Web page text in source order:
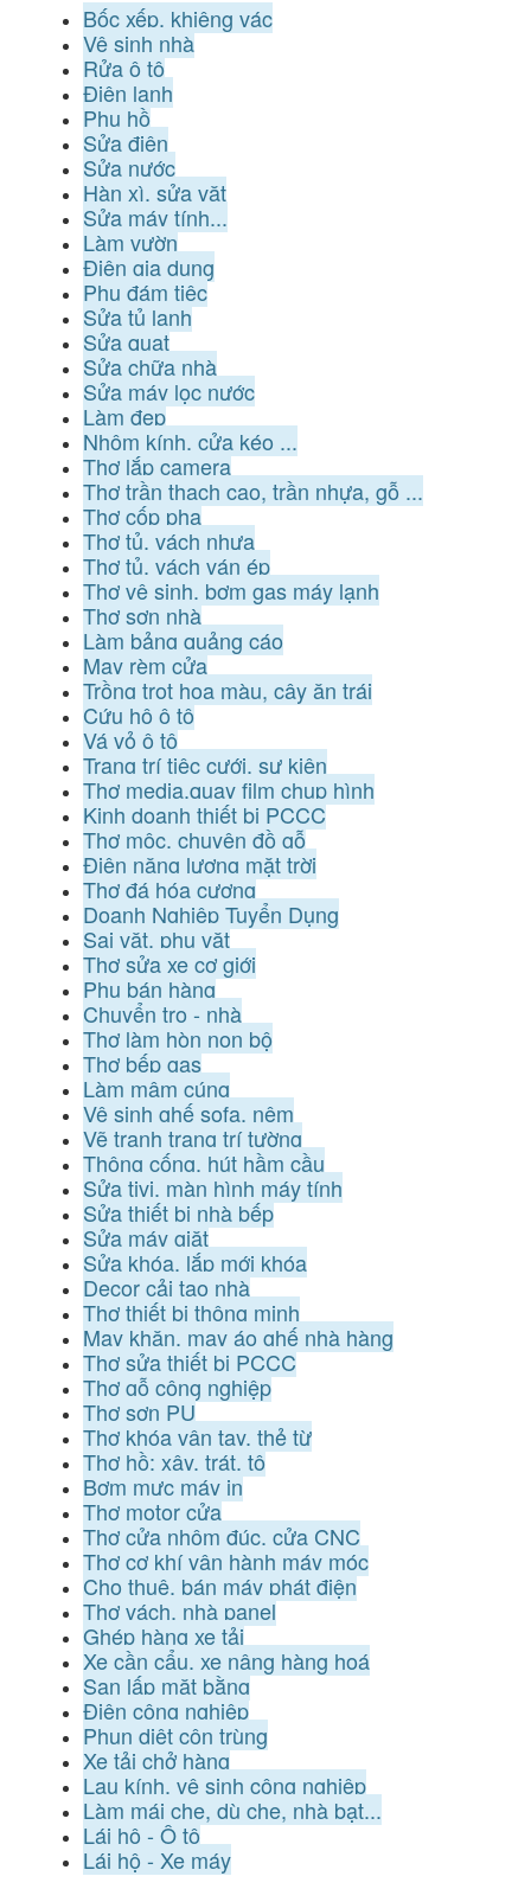
Bốc xếp, khiêng vác
Vệ sinh nhà
Rửa ô tô
Điện lạnh
Phụ hồ
Sửa điện
Sửa nước
Hàn xì, sửa vặt
Sửa máy tính...
Làm vườn
Điện gia dụng
Phụ đám tiệc
Sửa tủ lạnh
Sửa quạt
Sửa chữa nhà
Sửa máy lọc nước
Làm đẹp
Nhôm kính, cửa kéo ...
Thợ lắp camera
Thợ trần thạch cao, trần nhựa, gỗ ...
Thợ cốp pha
Thợ tủ, vách nhựa
Thợ tủ, vách ván ép
Thợ vệ sinh, bơm gas máy lạnh
Thợ sơn nhà
Làm bảng quảng cáo
May rèm cửa
Trồng trọt hoa màu, cây ăn trái
Cứu hộ ô tô
Vá vỏ ô tô
Trang trí tiệc cưới, sự kiện
Thợ media,quay film chụp hình
Kinh doanh thiết bị PCCC
Thợ mộc, chuyên đồ gỗ
Điện năng lượng mặt trời
Thợ đá hóa cương
Doanh Nghiệp Tuyển Dụng
Sai vặt, phụ vặt
Thợ sửa xe cơ giới
Phụ bán hàng
Chuyển trọ - nhà
Thợ làm hòn non bộ
Thợ bếp gas
Làm mâm cúng
Vệ sinh ghế sofa, nệm
Vẽ tranh trang trí tường
Thông cống, hút hầm cầu
Sửa tivi, màn hình máy tính
Sửa thiết bị nhà bếp
Sửa máy giặt
Sửa khóa, lắp mới khóa
Decor cải tạo nhà
Thợ thiết bị thông minh
May khăn, may áo ghế nhà hàng
Thợ sửa thiết bị PCCC
Thợ gỗ công nghiệp
Thợ sơn PU
Thợ khóa vân tay, thẻ từ
Thợ hồ: xây, trát, tô
Bơm mực máy in
Thợ motor cửa
Thợ cửa nhôm đúc, cửa CNC
Thợ cơ khí vận hành máy móc
Cho thuê, bán máy phát điện
Thợ vách, nhà panel
Ghép hàng xe tải
Xe cần cẩu, xe nâng hàng hoá
San lấp mặt bằng
Điện công nghiệp
Phun diệt côn trùng
Xe tải chở hàng
Lau kính, vệ sinh công nghiệp
Làm mái che, dù che, nhà bạt...
Lái hộ - Ô tô
Lái hộ - Xe máy